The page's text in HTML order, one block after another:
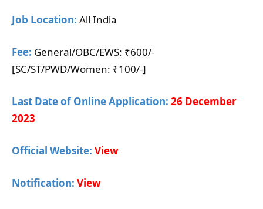
Job Location: All India
Fee: General/OBC/EWS: ₹600/-
[SC/ST/PWD/Women: ₹100/-]
Last Date of Online Application: 26 December
2023
Official Website: View
Notification: View